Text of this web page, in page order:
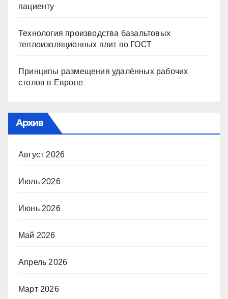
пациенту
Технология производства базальтовых
теплоизоляционных плит по ГОСТ
Принципы размещения удалённых рабочих
столов в Европе
Архив
Август 2026
Июль 2026
Июнь 2026
Май 2026
Апрель 2026
Март 2026